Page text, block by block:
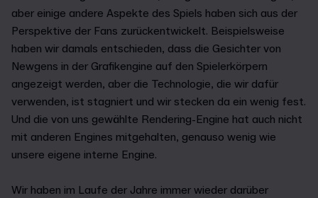
aber einige andere Aspekte des Spiels haben sich aus der
Perspektive der Fans zurückentwickelt. Beispielsweise
haben wir damals entschieden, dass die Gesichter von
Newgens in der Grafikengine auf den Spielerkörpern
angezeigt werden, aber die Technologie, die wir dafür
verwenden, ist stagniert und wir stecken da ein wenig fest.
Und die von uns gewählte Rendering-Engine hat auch nicht
mit anderen Engines mitgehalten, genauso wenig wie
unsere eigene interne Engine.
Wir haben im Laufe der Jahre immer wieder darüber